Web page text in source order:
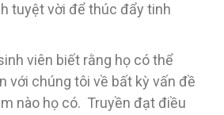
tuyệt vời để thúc đẩy tinh
viên biết rằng họ có thể
với chúng tôi về bất kỳ vấn đề
nào họ có. Truyền đạt điều